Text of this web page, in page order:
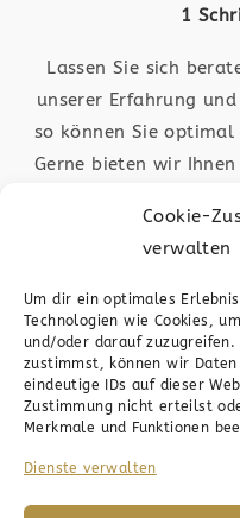
Cookie-
verwalten
Um dir ein optimales
Technologien wie Cookies,
und/oder darauf zuzugreifen.
zustimmst, können wir
eindeutige IDs auf dieser
Zustimmung nicht erteilst
Merkmale und Funktionen
Dienste verwalten
1
Lassen Sie sich
unserer Erfahrung
so können Sie
Gerne bieten wir
Ort für Sie
2
Sie wollen den